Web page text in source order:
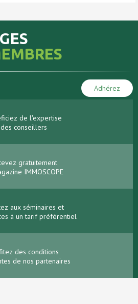
Adhérez
de l'expertise
des conseillers
gratuitement
IMMOSCOPE
aux séminaires et
à un tarif préférentiel
des conditions
de nos partenaires